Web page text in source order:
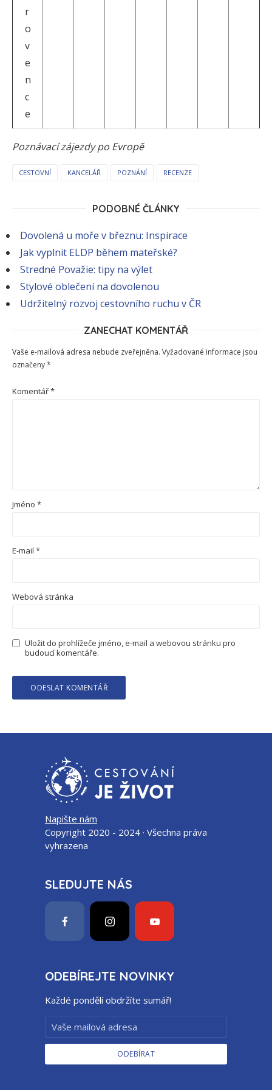
r
o
v
e
n
c
e
Poznávací zájezdy po Evropě
CESTOVNÍ KANCELÁŘ POZNÁNÍ RECENZE
PODOBNÉ ČLÁNKY
Dovolená u moře v březnu: Inspirace
Jak vyplnit ELDP během mateřské?
Stredné Považie: tipy na výlet
Stylové oblečení na dovolenou
Udržitelný rozvoj cestovního ruchu v ČR
ZANECHAT KOMENTÁŘ
Vaše e-mailová adresa nebude zveřejněna. Vyžadované informace jsou
označeny*
Komentář*
Jméno *
E-mail *
Webová stránka
Uložit do prohlížeče jméno, e-mail a webovou stránku pro
budoucí komentáře.
Napište nám
Copyright 2020 - 2024 · Všechna práva
vyhrazena
SLEDUJTE NÁS
ODEBÍREJTE NOVINKY
Každé pondělí obdržíte sumář!